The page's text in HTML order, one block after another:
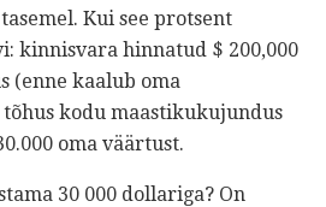
Kui see protsent
kinnisvara hinnatud $ 200,000
(enne kaalub oma
kodu maastikukujundus
oma väärtust.
30 000 dollariga? On